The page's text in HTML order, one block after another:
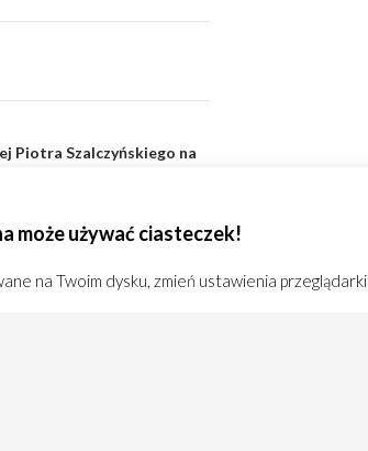
Piotra Szalczyńskiego na
może używać ciasteczek!
na Twoim dysku, zmień ustawienia przeglądarki